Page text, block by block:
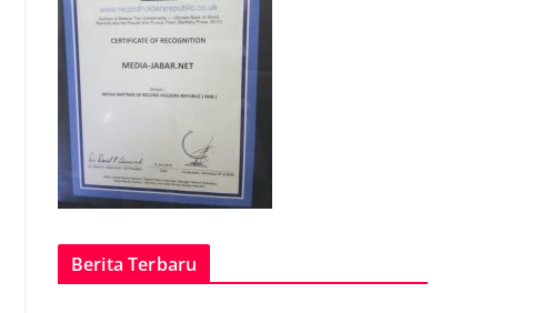
Berita Terbaru